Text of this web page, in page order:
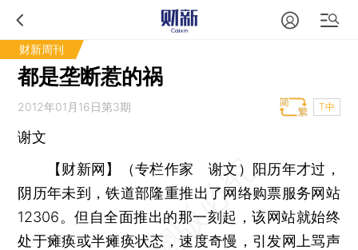
财新周刊
都是垄断惹的祸
2012年01月16日第3期 T中
谢文
【财新网】（专栏作家 谢文） 阳历年才过，
阴历年未到，铁道部隆重推出了网络购票服务网站
12306。但自全面推出的那一刻起，该网站就始终
处于瘫痪或半瘫痪状态，速度奇慢，引发网上骂声